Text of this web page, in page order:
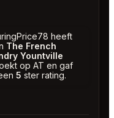
heeft
The French
Yountville
op AT en gaf
5 ster rating.